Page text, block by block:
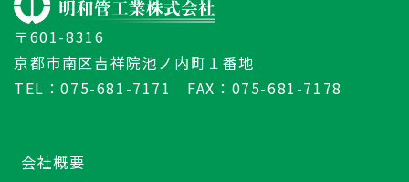
〒601-8316
京都市南区吉祥院池ノ内町１番地
TEL：075-681-7171 FAX：075-681-7178
会社概要